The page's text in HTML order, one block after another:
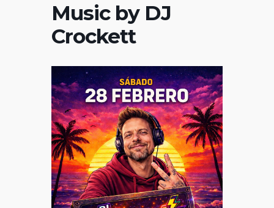
Music by DJ
Crockett